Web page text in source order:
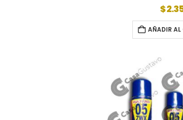
$
AÑADIR